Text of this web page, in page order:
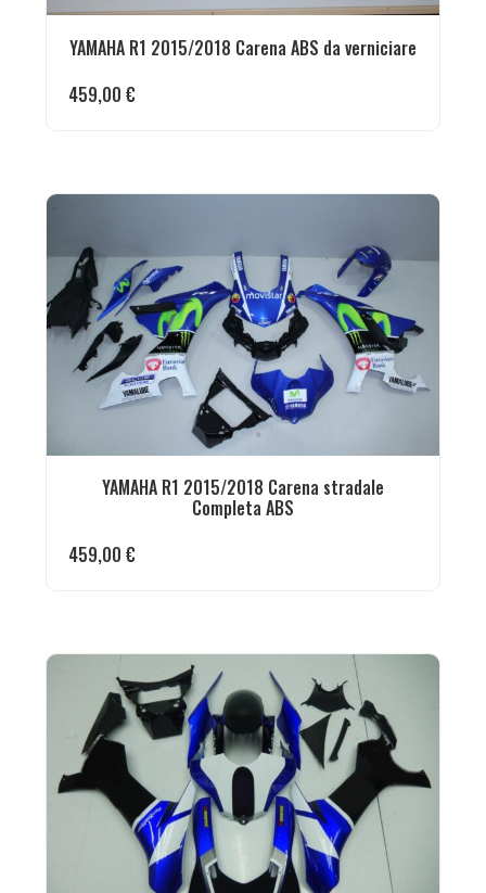
YAMAHA R1 2015/2018 Carena ABS da verniciare
459,00 €
YAMAHA R1 2015/2018 Carena stradale
Completa ABS
459,00 €